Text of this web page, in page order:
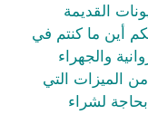
القديمة
أين ما كنتم في
والجهراء
من الميزات التي
لشراء